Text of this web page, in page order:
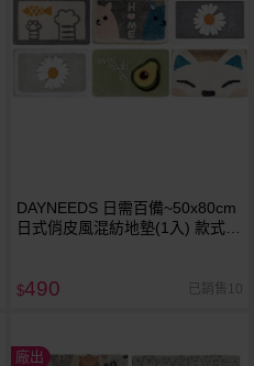
DAYNEEDS 日需百備~50x80cm
日式俏皮風混紡地墊(1入) 款式可
$490 已銷售10
廠出